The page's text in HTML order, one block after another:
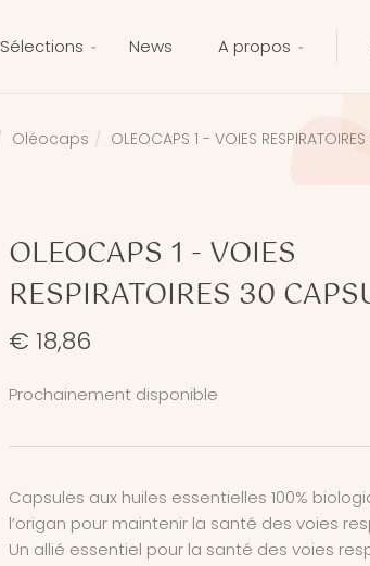
Sélections News A propos
Oléocaps OLEOCAPS 1 - VOIES
OLEOCAPS 1 - VOIES
RESPIRATOIRES 30
€ 18,86
Prochainement disponible
Capsules aux huiles essentielles 100%
l’origan pour maintenir la santé des voies
Un allié essentiel pour la santé des voies